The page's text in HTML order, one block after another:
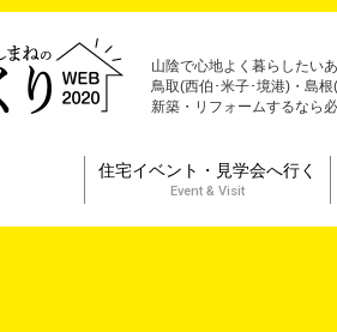
山陰で心地よく暮らしたいあ
鳥取(西伯･米子･境港)・島
新築・リフォームするなら
住宅イベント・見学会へ行く
Event & Visit